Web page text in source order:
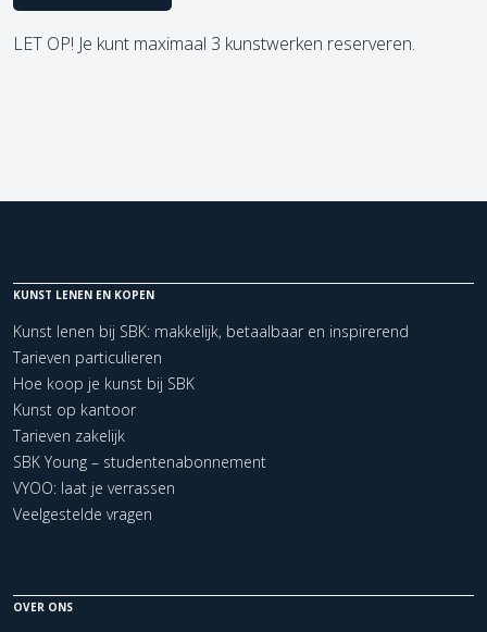
LET OP! Je kunt maximaal 3 kunstwerken reserveren.
KUNST LENEN EN KOPEN
Kunst lenen bij SBK: makkelijk, betaalbaar en inspirerend
Tarieven particulieren
Hoe koop je kunst bij SBK
Kunst op kantoor
Tarieven zakelijk
SBK Young – studentenabonnement
VYOO: laat je verrassen
Veelgestelde vragen
OVER ONS